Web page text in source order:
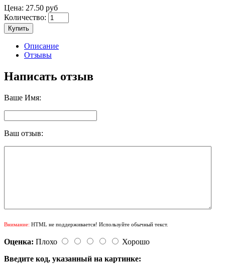
Цена: 27.50 руб
Количество:
Купить
Описание
Отзывы
Написать отзыв
Ваше Имя:
Ваш отзыв:
Внимание: HTML не поддерживается! Используйте обычный текст.
Оценка: Плохо
Хорошо
Введите код, указанный на картинке: